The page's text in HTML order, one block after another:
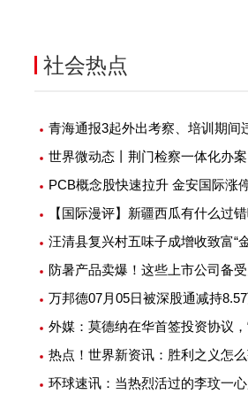
社会热点
PCB概念股快速拉升 金安国际涨
【国际漫评】新疆西瓜有什么过错
汪清县复兴村五味子成增收致富“
防暑产品卖爆！这些上市公司备
万邦德07月05日被深股通减持
环球速讯：当热烈活过的李玟一